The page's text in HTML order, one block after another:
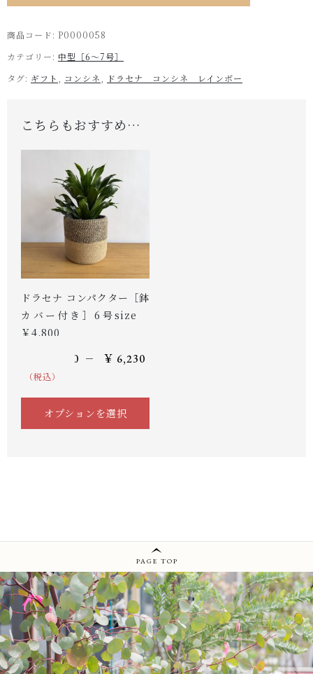
商品コード: P0000058
カテゴリー: 中型［6～7号］
タグ: ギフト コンシネ ドラセナ コンシネ レインボー
こちらもおすすめ…
ドラセナ コンパクター［鉢
カバー付き］6号size
￥4,800
4,800 – ￥ 6,230
（税込）
オプションを選択
PAGE TOP